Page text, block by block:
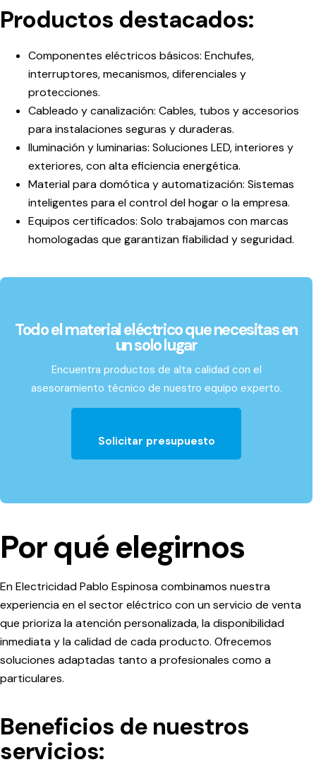
Productos destacados:
Componentes eléctricos básicos: Enchufes,
interruptores, mecanismos, diferenciales y
protecciones.
Cableado y canalización: Cables, tubos y accesorios
para instalaciones seguras y duraderas.
Iluminación y luminarias: Soluciones LED, interiores y
exteriores, con alta eficiencia energética.
Material para domótica y automatización: Sistemas
inteligentes para el control del hogar o la empresa.
Equipos certificados: Solo trabajamos con marcas
homologadas que garantizan fiabilidad y seguridad.
Todo el material eléctrico que necesitas en
un solo lugar
Encuentra productos de alta calidad con el
asesoramiento técnico de nuestro equipo experto.
Solicitar presupuesto
Por qué elegirnos
EnElectricidad Pablo Espinosacombinamos nuestra
experiencia en el sector eléctrico con un servicio de venta
que prioriza la atención personalizada, la disponibilidad
inmediata y la calidad de cada producto. Ofrecemos
soluciones adaptadas tanto a profesionales como a
particulares.
Beneficios de nuestros
servicios: